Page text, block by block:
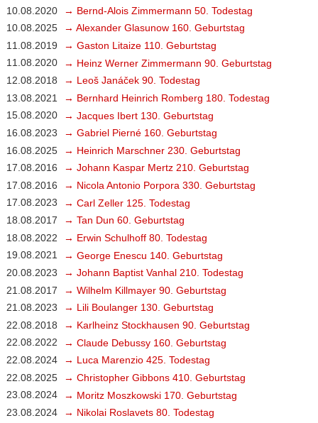
10.08.2020
→ Bernd-Alois Zimmermann 50. Todestag
10.08.2025
→ Alexander Glasunow 160. Geburtstag
11.08.2019
→ Gaston Litaize 110. Geburtstag
11.08.2020
→ Heinz Werner Zimmermann 90. Geburtstag
12.08.2018
→ Leoš Janáček 90. Todestag
13.08.2021
→ Bernhard Heinrich Romberg 180. Todestag
15.08.2020
→ Jacques Ibert 130. Geburtstag
16.08.2023
→ Gabriel Pierné 160. Geburtstag
16.08.2025
→ Heinrich Marschner 230. Geburtstag
17.08.2016
→ Johann Kaspar Mertz 210. Geburtstag
17.08.2016
→ Nicola Antonio Porpora 330. Geburtstag
17.08.2023
→ Carl Zeller 125. Todestag
18.08.2017
→ Tan Dun 60. Geburtstag
18.08.2022
→ Erwin Schulhoff 80. Todestag
19.08.2021
→ George Enescu 140. Geburtstag
20.08.2023
→ Johann Baptist Vanhal 210. Todestag
21.08.2017
→ Wilhelm Killmayer 90. Geburtstag
21.08.2023
→ Lili Boulanger 130. Geburtstag
22.08.2018
→ Karlheinz Stockhausen 90. Geburtstag
22.08.2022
→ Claude Debussy 160. Geburtstag
22.08.2024
→ Luca Marenzio 425. Todestag
22.08.2025
→ Christopher Gibbons 410. Geburtstag
23.08.2024
→ Moritz Moszkowski 170. Geburtstag
23.08.2024
→ Nikolai Roslavets 80. Todestag